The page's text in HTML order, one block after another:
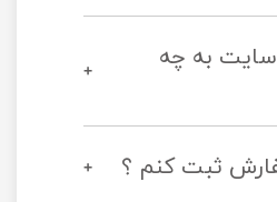
سایت به چه
ثبت کنم ؟